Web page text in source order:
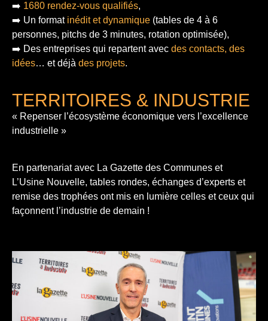
➡️ 1680 rendez-vous qualifiés,
➡️ Un format inédit et dynamique (tables de 4 à 6
personnes, pitchs de 3 minutes, rotation optimisée),
➡️ Des entreprises qui repartent avec des contacts, des
idées… et déjà des projets.
TERRITOIRES & INDUSTRIE
« Repenser l’écosystème économique vers l’excellence
industrielle »
En partenariat avec La Gazette des Communes et
L’Usine Nouvelle, tables rondes, échanges d’experts et
remise des trophées ont mis en lumière celles et ceux qui
façonnent l’industrie de demain !